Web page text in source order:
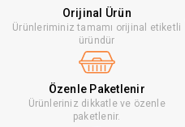
Orijinal Ürün
Ürünleriminiz tamamı orijinal etiketli
üründür
Özenle Paketlenir
Ürünleriniz dikkatle ve özenle
paketlenir.